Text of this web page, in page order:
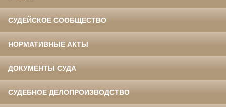
СУДЕЙСКОЕ СООБЩЕСТВО
НОРМАТИВНЫЕ АКТЫ
ДОКУМЕНТЫ СУДА
СУДЕБНОЕ ДЕЛОПРОИЗВОДСТВО